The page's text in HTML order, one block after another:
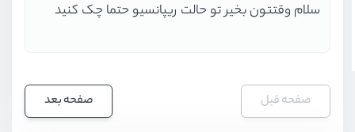
سلام وقتتون بخیر تو حالت ریپانسیو حتما چک کنید
صفحه بعد صفحه قبل